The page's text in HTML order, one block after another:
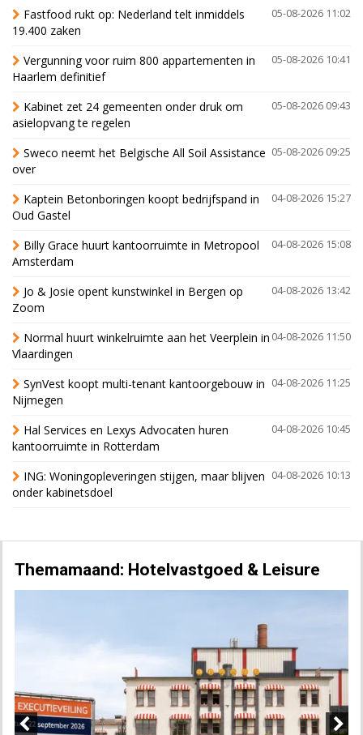
05-08-2026 11:02
Fastfood rukt op: Nederland telt inmiddels
19.400 zaken
05-08-2026 10:41
Vergunning voor ruim 800 appartementen in
Haarlem definitief
05-08-2026 09:43
Kabinet zet 24 gemeenten onder druk om
asielopvang te regelen
05-08-2026 09:25
Sweco neemt het Belgische All Soil Assistance
over
04-08-2026 15:27
Kaptein Betonboringen koopt bedrijfspand in
Oud Gastel
04-08-2026 15:08
Billy Grace huurt kantoorruimte in Metropool
Amsterdam
04-08-2026 13:42
Jo & Josie opent kunstwinkel in Bergen op
Zoom
04-08-2026 11:50
Normal huurt winkelruimte aan het Veerplein in
Vlaardingen
04-08-2026 11:25
SynVest koopt multi-tenant kantoorgebouw in
Nijmegen
04-08-2026 10:45
Hal Services en Lexys Advocaten huren
kantoorruimte in Rotterdam
04-08-2026 10:13
ING: Woningopleveringen stijgen, maar blijven
onder kabinetsdoel
Themamaand: Hotelvastgoed & Leisure